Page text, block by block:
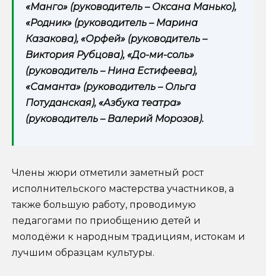
«Манго» (руководитель – Оксана Манько),
«Родник» (руководитель – Марина
Казакова), «Орфей» (руководитель –
Виктория Рубцова), «До-ми-соль»
(руководитель – Нина Естифеева),
«Саманта» (руководитель – Ольга
Потуданская), «Азбука театра»
(руководитель – Валерий Морозов).
Члены жюри отметили заметный рост
исполнительского мастерства участников, а
также большую работу, проводимую
педагогами по приобщению детей и
молодёжи к народным традициям, истокам и
лучшим образцам культуры.